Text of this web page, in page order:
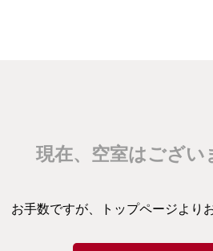
現在、空室はござい
お手数ですが、トップページより